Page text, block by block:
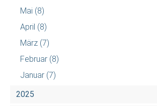
Mai (8)
April (8)
März (7)
Februar (8)
Januar (7)
2025